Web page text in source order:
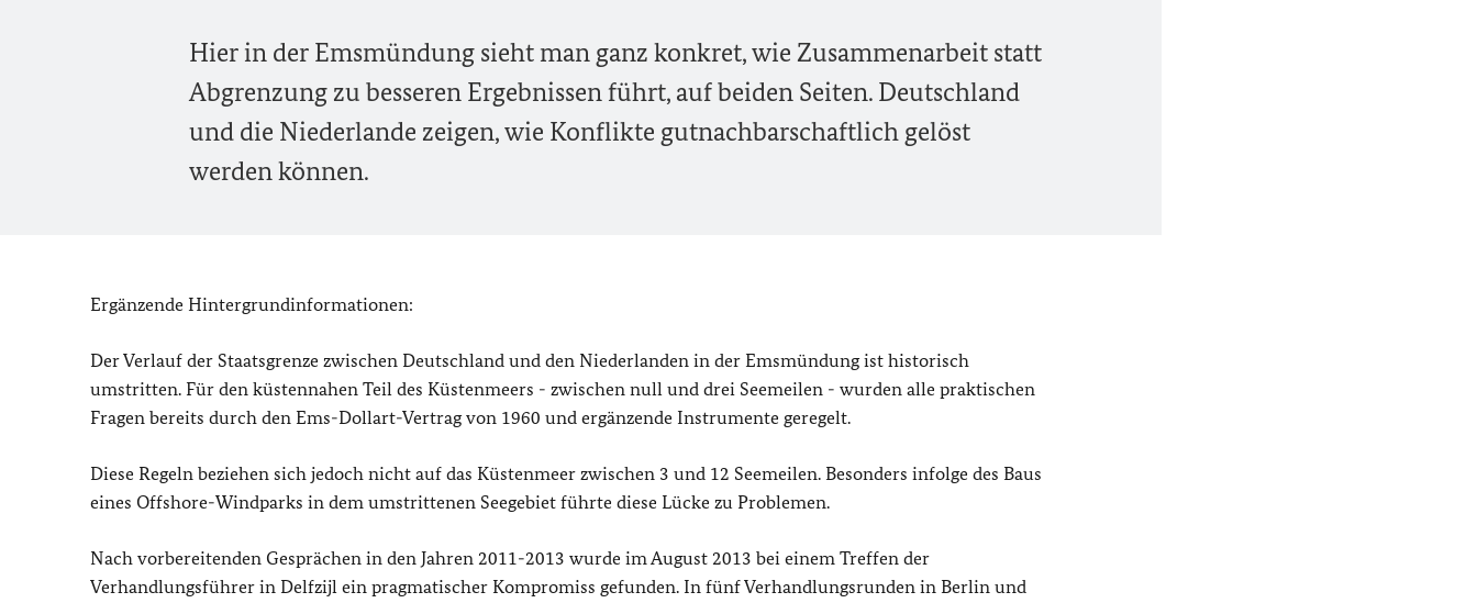
Hier in der Emsmündung sieht man ganz konkret, wie Zusammenarbeit statt
Abgrenzung zu besseren Ergebnissen führt, auf beiden Seiten. Deutschland
und die Niederlande zeigen, wie Konflikte gutnachbarschaftlich gelöst
werden können.
Ergänzende Hintergrundinformationen:
Der Verlauf der Staatsgrenze zwischen Deutschland und den Niederlanden in der Emsmündung ist historisch
umstritten. Für den küstennahen Teil des Küstenmeers - zwischen null und drei Seemeilen - wurden alle praktischen
Fragen bereits durch den Ems-Dollart-Vertrag von 1960 und ergänzende Instrumente geregelt.
Diese Regeln beziehen sich jedoch nicht auf das Küstenmeer zwischen 3 und 12 Seemeilen. Besonders infolge des Baus
eines Offshore-Windparks in dem umstrittenen Seegebiet führte diese Lücke zu Problemen.
Nach vorbereitenden Gesprächen in den Jahren 2011-2013 wurde im August 2013 bei einem Treffen der
Verhandlungsführer in Delfzijl ein pragmatischer Kompromiss gefunden. In fünf Verhandlungsrunden in Berlin und